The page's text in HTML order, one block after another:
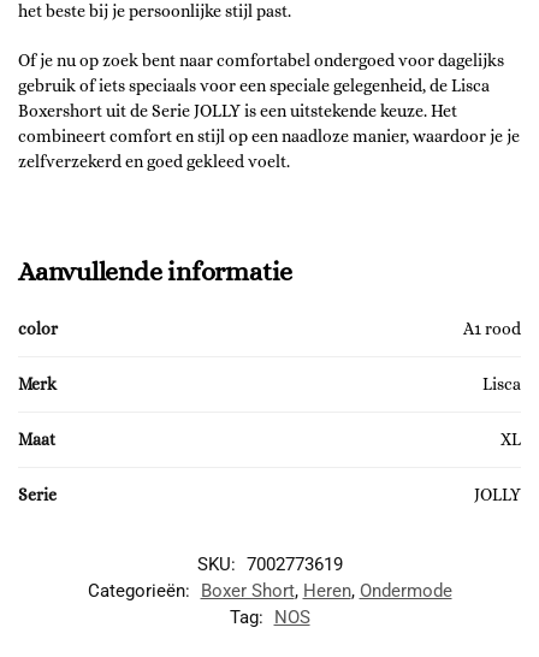
het beste bij je persoonlijke stijl past.
Of je nu op zoek bent naar comfortabel ondergoed voor dagelijks
gebruik of iets speciaals voor een speciale gelegenheid, de Lisca
Boxershort uit de Serie JOLLY is een uitstekende keuze. Het
combineert comfort en stijl op een naadloze manier, waardoor je je
zelfverzekerd en goed gekleed voelt.
Aanvullende informatie
color A1 rood
Merk Lisca
Maat XL
Serie JOLLY
SKU: 7002773619
Categorieën:
Boxer Short, Heren, Ondermode
Tag:
NOS